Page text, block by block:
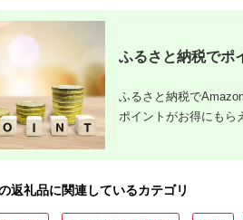
ふるさと納税でポ
ふるさと納税で
ポイントがお得にもら
返礼品に関連しているカテゴリ